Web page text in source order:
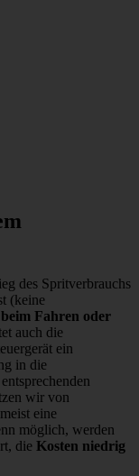
des Spritverbrauchs
(keine
Fahren oder
auch die
ein
in die
wir von
eine
möglich, werden
die Kosten niedrig